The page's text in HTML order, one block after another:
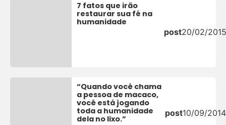
7 fatos que irão
restaurar sua fé na
humanidade
post20/02/
“Quando você chama
a pessoa de macaco,
você está jogando
toda a humanidade
dela no lixo.”
post10/09/2014